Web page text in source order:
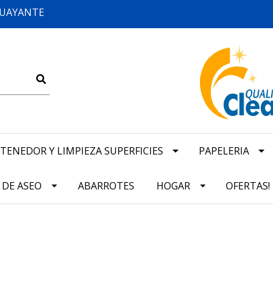
Y LIMPIEZA SUPERFICIES PAPELERIA
ASEO ABARROTES HOGAR OFERTAS!